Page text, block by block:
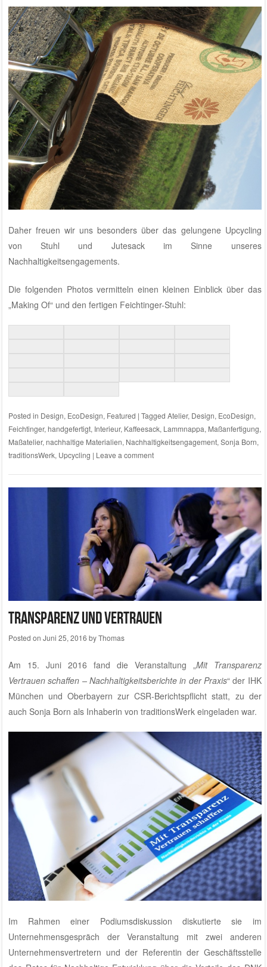
Daher freuen wir uns besonders über das gelungene Upcycling
von Stuhl und Jutesack im Sinne unseres
Nachhaltigkeitsengagements.
Die folgenden Photos vermitteln einen kleinen Einblick über das
„Making Of“ und den fertigen Feichtinger-Stuhl:
Posted in Design, EcoDesign, Featured | Tagged Atelier, Design, EcoDesign,
Feichtinger, handgefertigt, Interieur, Kaffeesack, Lammnappa, Maßanfertigung,
Maßatelier, nachhaltige Materialien, Nachhaltigkeitsengagement, Sonja Born,
traditionsWerk, Upcycling | Leave a comment
Transparenz und Vertrauen
Posted on Juni 25, 2016 byThomas
Am 15. Juni 2016 fand die Veranstaltung „Mit Transparenz
Vertrauen schaffen – Nachhaltigkeitsberichte in der Praxis“ der IHK
München und Oberbayern zurCSR-Berichtspflicht statt, zu der
auch Sonja Born als Inhaberin von traditionsWerkeingeladen war.
Im Rahmen einer Podiumsdiskussion diskutierte sie im
Unternehmensgespräch der Veranstaltung mit zwei anderen
Unternehmensvertretern und der Referentin der Geschäftsstelle